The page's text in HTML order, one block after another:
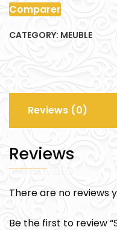
Comparer
CATEGORY: MEUBLE
Reviews (0)
Reviews
There are no reviews
Be the first to review